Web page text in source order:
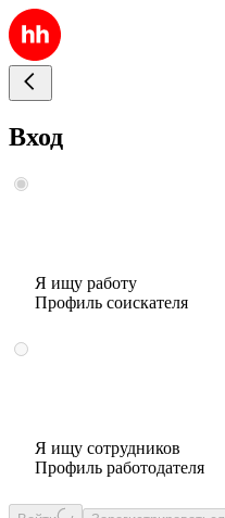
Вход
Я ищу работу
Профиль соискателя
Я ищу сотрудников
Профиль работодателя